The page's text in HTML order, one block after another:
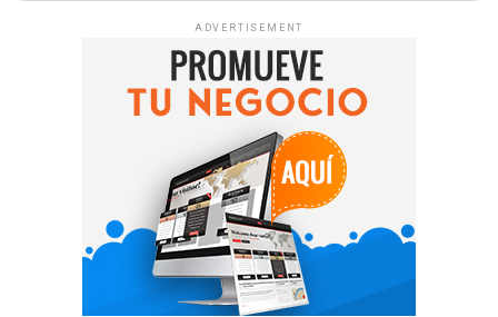
ADVERTISEMENT